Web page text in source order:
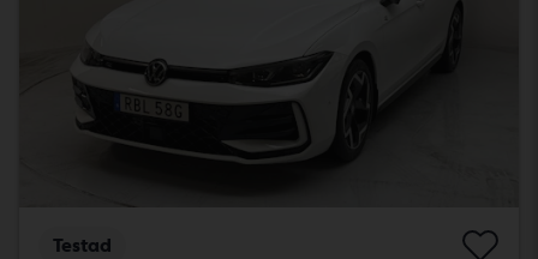
Testad